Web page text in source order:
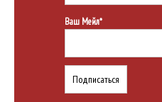
Ваш Мейл*